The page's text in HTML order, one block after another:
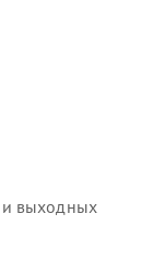
выходных